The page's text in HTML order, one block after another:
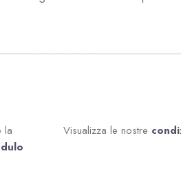
la
Visualizza le nostre